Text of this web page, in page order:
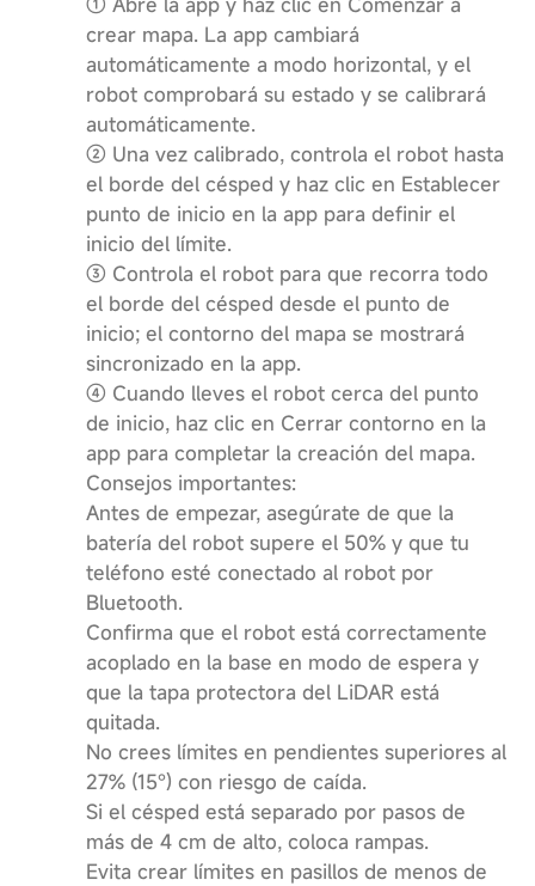
crear mapa. La app cambiará
automáticamente a modo horizontal, y el
robot comprobará su estado y se calibrará
automáticamente.
② Una vez calibrado, controla el robot hasta
el borde del césped y haz clic en Establecer
punto de inicio en la app para definir el
inicio del límite.
③ Controla el robot para que recorra todo
el borde del césped desde el punto de
inicio; el contorno del mapa se mostrará
sincronizado en la app.
④ Cuando lleves el robot cerca del punto
de inicio, haz clic en Cerrar contorno en la
app para completar la creación del mapa.
Consejos importantes:
Antes de empezar, asegúrate de que la
batería del robot supere el 50% y que tu
teléfono esté conectado al robot por
Bluetooth.
Confirma que el robot está correctamente
acoplado en la base en modo de espera y
que la tapa protectora del LiDAR está
quitada.
No crees límites en pendientes superiores al
27% (15°) con riesgo de caída.
Si el césped está separado por pasos de
más de 4 cm de alto, coloca rampas.
Evita crear límites en pasillos de menos de